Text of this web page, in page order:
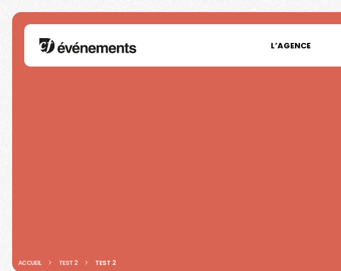
L’AGENCE
ACCUEIL TEST 2 TEST 2